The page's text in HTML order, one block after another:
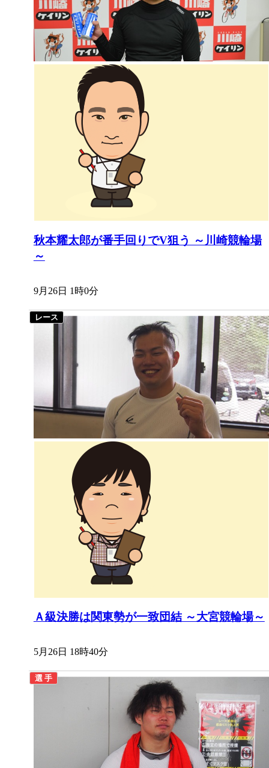
秋本耀太郎が番手回りでV狙う ～川崎競輪場
～
9月26日 1時0分
Ａ級決勝は関東勢が一致団結 ～大宮競輪場～
5月26日 18時40分